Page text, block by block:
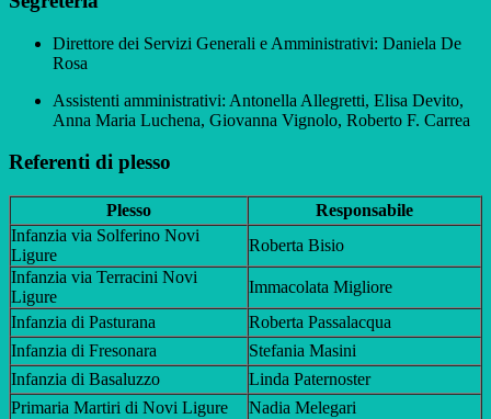
Direttore dei Servizi Generali e Amministrativi: Daniela De
Rosa
Assistenti amministrativi: Antonella Allegretti, Elisa Devito,
Anna Maria Luchena, Giovanna Vignolo, Roberto F. Carrea
Referenti di plesso
Plesso
Responsabile
Infanzia via Solferino Novi
Ligure
Roberta Bisio
Infanzia via Terracini Novi
Ligure
Immacolata Migliore
Infanzia di Pasturana
Roberta Passalacqua
Infanzia di Fresonara
Stefania Masini
Infanzia di Basaluzzo
Linda Paternoster
Primaria Martiri di Novi Ligure
Nadia Melegari